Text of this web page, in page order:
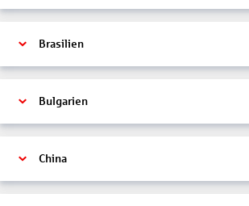
Brasilien
Bulgarien
China